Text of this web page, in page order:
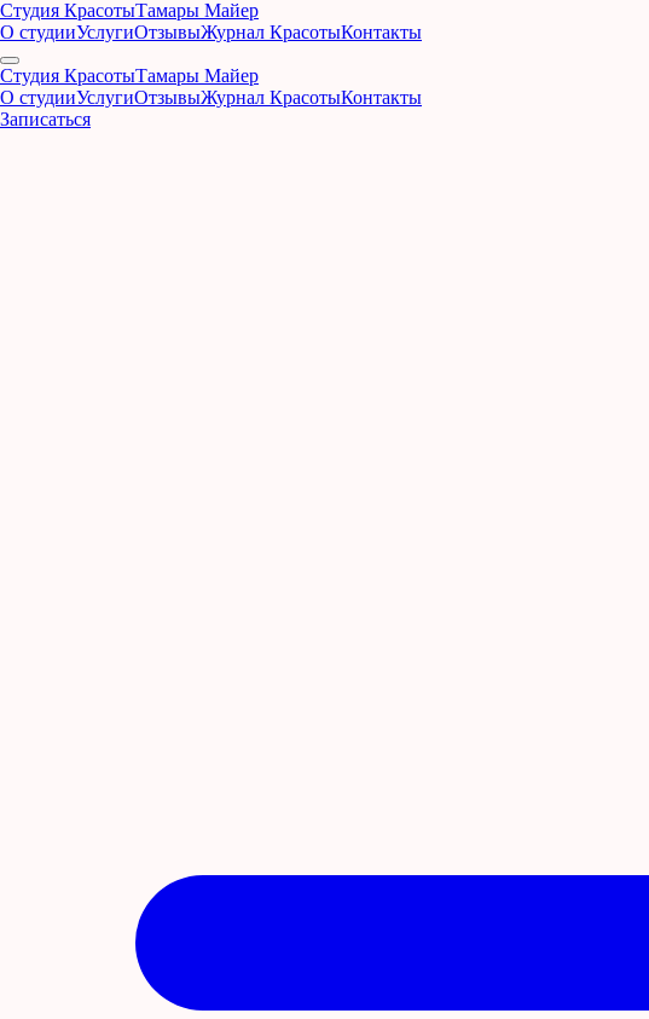
Студия КрасотыТамары Майер
О студииУслугиОтзывыЖурнал КрасотыКонтакты
Студия КрасотыТамары Майер
О студииУслугиОтзывыЖурнал КрасотыКонтакты
Записаться